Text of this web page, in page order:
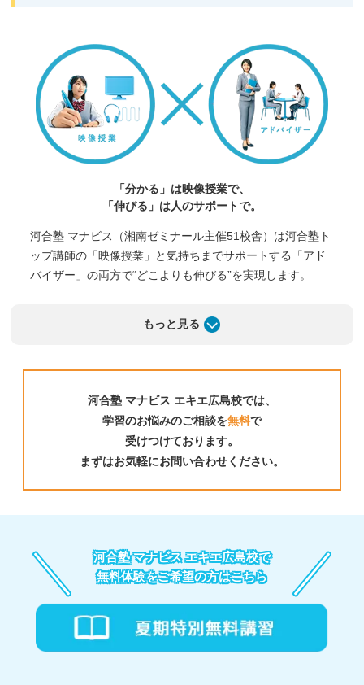
「分かる」は映像授業で、
「伸びる」は人のサポートで。
河合塾 マナビス（湘南ゼミナール主催51校舎）は河合塾ト
ップ講師の「映像授業」と気持ちまでサポートする「アド
バイザー」の両方で“どこよりも伸びる”を実現します。
もっと見る
01
座。自分に合った講座を選べるから、伸ばすべき力を
的確に引き上げる。
「映像授業を一人で見ても内容を理解できない」そう
思っていませんか？マナビスには、わかりやすさトッ
プレベルの河合塾精鋭講師陣による映像授業と、最新
の入試問題や模試データを反映した河合塾 マナビス
だけのテキストがあります。基礎から入試・共通テス
河合塾 マナビス エキエ広島校では、
学習のお悩みのご相談を無料で
受けつけております。
まずはお気軽にお問い合わせください。
河合塾 マナビス エキエ広島校で
無料体験をご希望の方はこちら